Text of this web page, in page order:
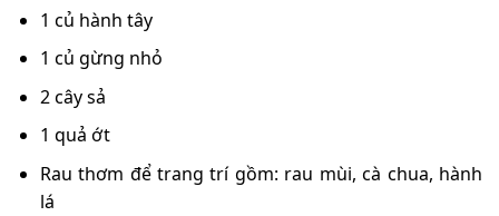
1 củ hành tây
1 củ gừng nhỏ
2 cây sả
1 quả ớt
Rau thơm để trang trí gồm: rau mùi, cà chua, hành
lá